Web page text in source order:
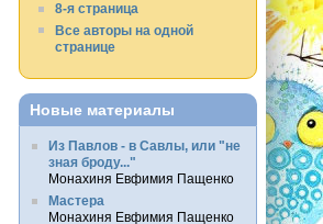
8-я страница
Все авторы на одной
странице
Новые материалы
Из Павлов - в Савлы, или "не
зная броду..."
Монахиня Евфимия Пащенко
Мастера
Монахиня Евфимия Пащенко